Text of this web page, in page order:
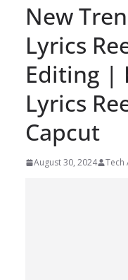
New
Lyrics
Editing |
Lyrics
Capcut
August 30, 2024 Tech